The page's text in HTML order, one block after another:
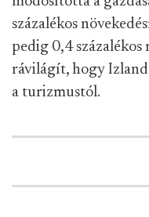
százalékos
pedig 0,4 százalékos
rávilágít, hogy
a turizmustól.